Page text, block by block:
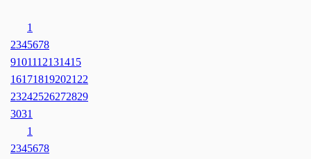
1
2345678
9101112131415
161718192021 22
23242526272829
3031
1
2345678